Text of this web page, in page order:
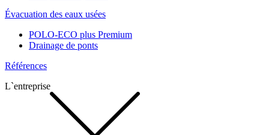
Évacuation des eaux usées
POLO-ECO plus Premium
Drainage de ponts
Références
L`entreprise